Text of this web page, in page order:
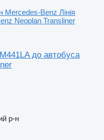
Mercedes-Benz Лінія
Neoplan Transliner
до автобуса
р-н